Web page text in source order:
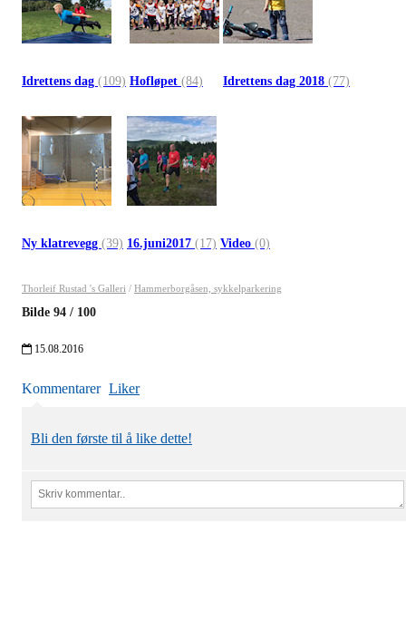
Idrettens dag (109) Hofløpet (84) Idrettens dag 2018 (77)
Ny klatrevegg (39) 16.juni2017 (17) Video (0)
Thorleif Rustad 's Galleri / Hammerborgåsen, sykkelparkering
Bilde 94 / 100
15.08.2016
Kommentarer Liker
Bli den første til å like dette!